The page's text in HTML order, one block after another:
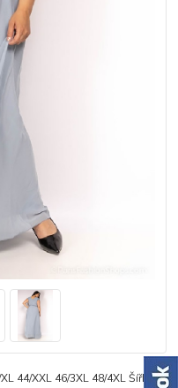
44/XXL 46/3XL 48/4XL Šířka